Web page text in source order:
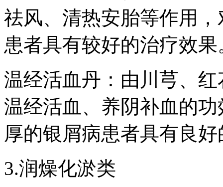
祛风、清热安胎等作用
患者具有较好的治疗效果
温经活血丹：由川芎、
温经活血、养阴补血的
厚的银屑病患者具有良
3.润燥化淤类